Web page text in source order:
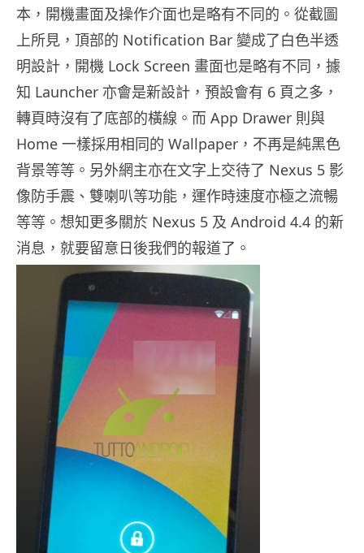
本，開機畫面及操作介面也是略有不同的。從截圖
上所見，頂部的 Notification Bar 變成了白色半透
明設計，開機 Lock Screen 畫面也是略有不同，據
知 Launcher 亦會是新設計，預設會有 6 頁之多，
轉頁時沒有了底部的橫線。而 App Drawer 則與
Home 一樣採用相同的 Wallpaper，不再是純黑色
背景等等。另外網主亦在文字上交待了 Nexus 5 影
像防手震、雙喇叭等功能，運作時速度亦極之流暢
等等。想知更多關於 Nexus 5 及 Android 4.4 的新
消息，就要留意日後我們的報道了。